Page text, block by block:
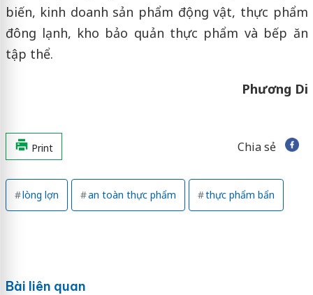
biến, kinh doanh sản phẩm động vật, thực phẩm
đông lạnh, kho bảo quản thực phẩm và bếp ăn
tập thể.
Phương Di
Print Chia sẻ
lòng lợn an toàn thực phẩm thực phẩm bẩn
Bài liên quan